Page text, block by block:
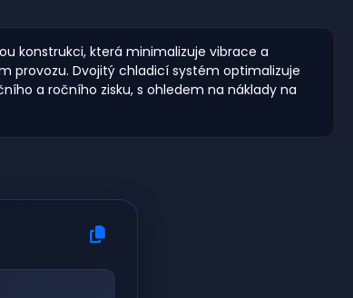
konstrukci, která minimalizuje vibrace a
provozu. Dvojitý chladicí systém optimalizuje
a ročního zisku, s ohledem na náklady na